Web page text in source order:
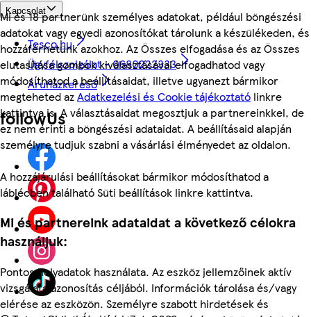
Mi és 18 partnerünk személyes adatokat, például böngészési
adatokat vagy egyedi azonosítókat tárolunk a készülékeden, és
hozzáférhetünk azokhoz. Az Összes elfogadása és az Összes
elutasítása gombok kiválasztásával elfogadhatod vagy
módosíthatod a beállításaidat, illetve ugyanezt bármikor
megteheted azAdatkezelési és Cookie tájékoztató linkre
kattintva is. A választásaidat megosztjuk a partnereinkkel, de
ez nem érinti a böngészési adataidat. A beállításaid alapján
személyre tudjuk szabni a vásárlási élményedet az oldalon.
A hozzájárulási beállításokat bármikor módosíthatod a
láblécben található Süti beállítások linkre kattintva.
Mi és partnereink adataidat a következő célokra
használjuk:
Pontos helyadatok használata. Az eszköz jellemzőinek aktív
vizsgálata azonosítás céljából. Információk tárolása és/vagy
elérése az eszközön. Személyre szabott hirdetések és
Kapcsolat
Tesco.hu
Ügyfélszolgálat - 0680222333
Áruházkereső
followUs